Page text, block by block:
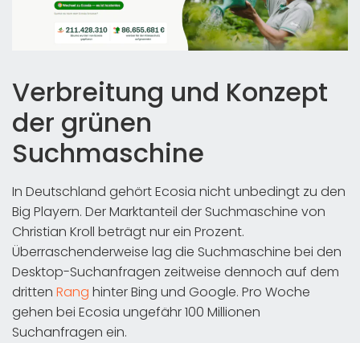
Verbreitung und Konzept
der grünen
Suchmaschine
In Deutschland gehört Ecosia nicht unbedingt zu den
Big Playern. Der Marktanteil der Suchmaschine von
Christian Kroll beträgt nur ein Prozent.
Überraschenderweise lag die Suchmaschine bei den
Desktop-Suchanfragen zeitweise dennoch auf dem
dritten Rang hinter Bing und Google. Pro Woche
gehen bei Ecosia ungefähr 100 Millionen
Suchanfragen ein.